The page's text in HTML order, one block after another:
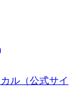
ル（公式サイ